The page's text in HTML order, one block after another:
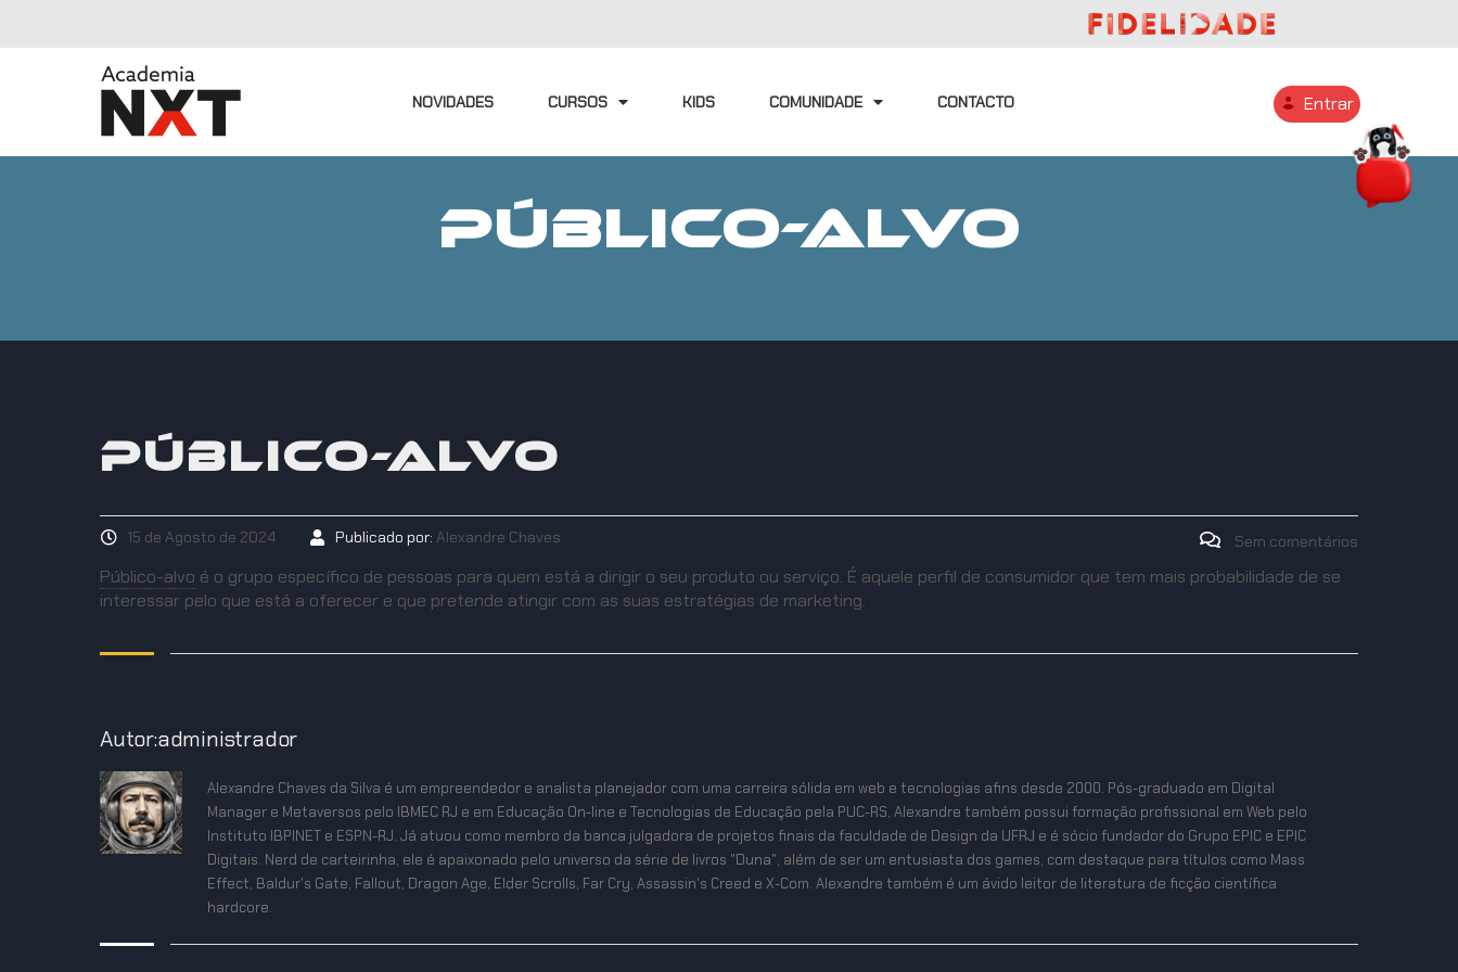
NOVIDADES CURSOS KIDS COMUNIDADE CONTACTO Entrar
PÚBLICO-ALVO
PÚBLICO-ALVO
15 de Agosto de 2024 Publicado por: Alexandre Chaves Sem comentários
Público-alvo é o grupo específico de pessoas para quem está a dirigir o seu produto ou serviço. É aquele perfil de consumidor que tem mais probabilidade de se
interessar pelo que está a oferecer e que pretende atingir com as suas estratégias de marketing.
Autor:administrador
Alexandre Chaves da Silva é um empreendedor e analista planejador com uma carreira sólida em web e tecnologias afins desde 2000. Pós-graduado em Digital
Manager e Metaversos pelo IBMEC RJ e em Educação On-line e Tecnologias de Educação pela PUC-RS, Alexandre também possui formação profissional em Web pelo
Instituto IBPINET e ESPN-RJ. Já atuou como membro da banca julgadora de projetos finais da faculdade de Design da UFRJ e é sócio fundador do Grupo EPIC e EPIC
Digitais. Nerd de carteirinha, ele é apaixonado pelo universo da série de livros "Duna", além de ser um entusiasta dos games, com destaque para títulos como Mass
Effect, Baldur's Gate, Fallout, Dragon Age, Elder Scrolls, Far Cry, Assassin's Creed e X-Com. Alexandre também é um ávido leitor de literatura de ficção científica
hardcore.